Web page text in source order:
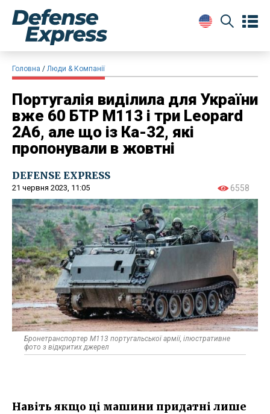
Головна Люди & Компанії
Португалія виділила для України
вже 60 БТР M113 і три Leopard
2A6, але що із Ка-32, які
пропонували в жовтні
DEFENSE EXPRESS
21 червня 2023, 11:05 6558
Бронетранспортер М113 португальської армії, ілюстративне
фото з відкритих джерел
Навіть якщо ці машини придатні лише